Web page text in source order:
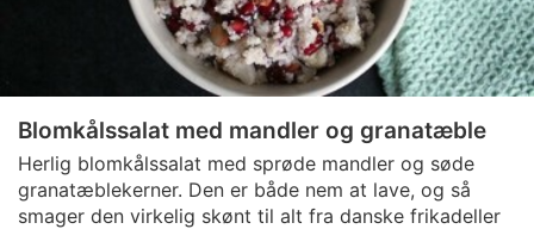
Blomkålssalat med mandler og granatæble
Herlig blomkålssalat med sprøde mandler og søde
granatæblekerner. Den er både nem at lave, og så
smager den virkelig skønt til alt fra danske frikadeller